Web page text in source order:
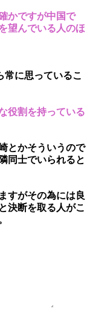
かですが中国で
望んでいる人のほ
に思っているこ
役割を持っている
とかそういうので
同士でいられると
すがその為には良
決断を取る人がこ